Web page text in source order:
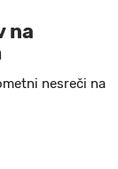
na
nesreči na